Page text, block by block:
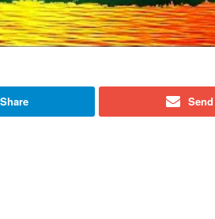
Share Send